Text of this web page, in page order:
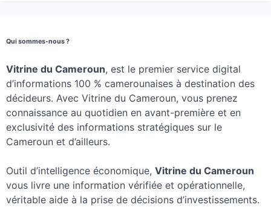
Qui sommes-nous ?
Vitrine du Cameroun, est le premier service digital
d’informations 100 % camerounaises à destination des
décideurs. Avec Vitrine du Cameroun, vous prenez
connaissance au quotidien en avant-première et en
exclusivité des informations stratégiques sur le
Cameroun et d’ailleurs.
Outil d’intelligence économique, Vitrine du Cameroun
vous livre une information vérifiée et opérationnelle,
véritable aide à la prise de décisions d’investissements.